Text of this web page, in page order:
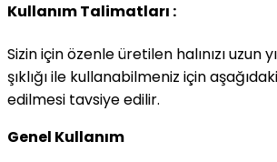
Kullanım Talimatları :
Sizin için özenle üretilen halınızı uzun
şıklığı ile kullanabilmeniz için
edilmesi tavsiye edilir.
Genel Kullanım